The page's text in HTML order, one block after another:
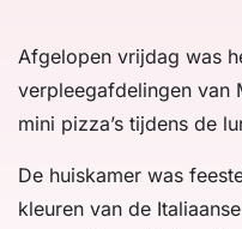
Afgelopen vrijdag was
verpleegafdelingen van
mini pizza’s tijdens de
De huiskamer was
kleuren van de